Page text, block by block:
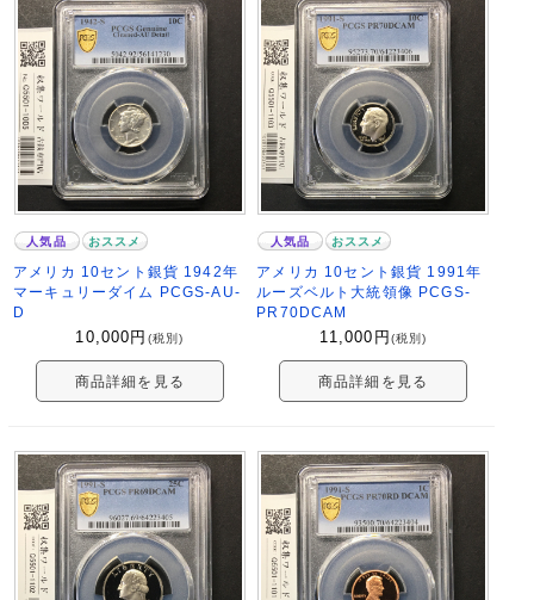
人気品 おススメ
アメリカ 10セント銀貨 1942年
マーキュリーダイム PCGS-AU-
D
10,000 円 (税別)
商品詳細を見る
人気品 おススメ
アメリカ 10セント銀貨 1991年
ルーズベルト大統領像 PCGS-
PR70DCAM
11,000 円 (税別)
商品詳細を見る